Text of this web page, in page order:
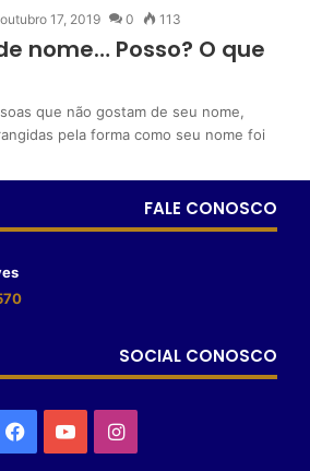
outubro 17, 2019 0 113
nome… Posso? O que
que não gostam de seu nome,
pela forma como seu nome foi
FALE CONOSCO
SOCIAL CONOSCO